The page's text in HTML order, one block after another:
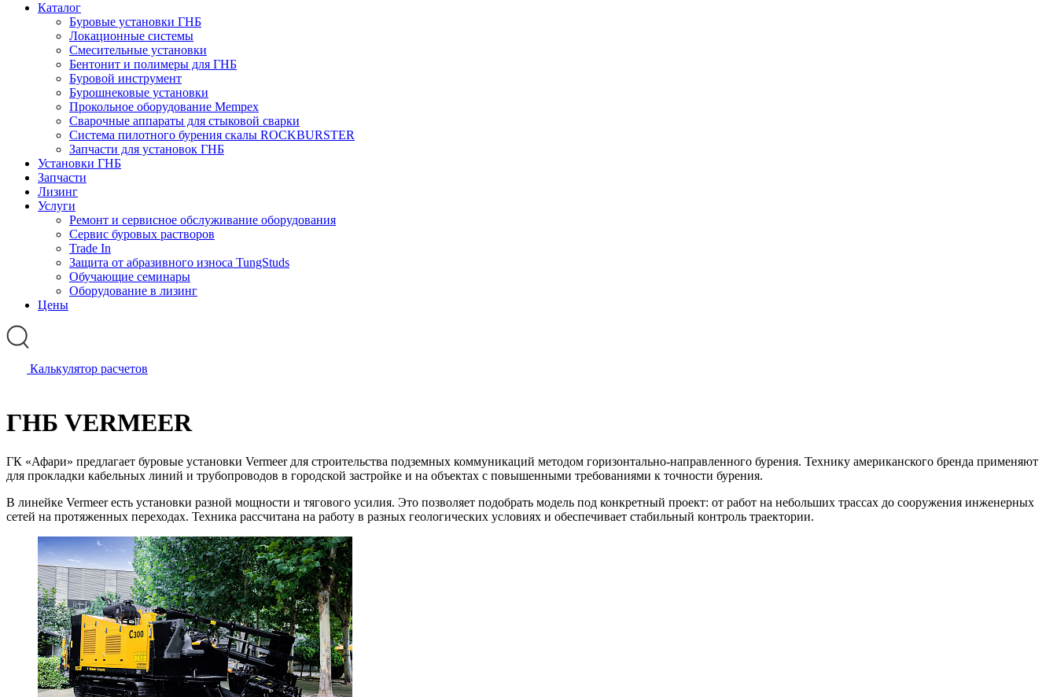
Каталог
Буровые установки ГНБ
Локационные системы
Смесительные установки
Бентонит и полимеры для ГНБ
Буровой инструмент
Бурошнековые установки
Прокольное оборудование Mempex
Сварочные аппараты для стыковой сварки
Система пилотного бурения скалы ROCKBURSTER
Запчасти для установок ГНБ
Установки ГНБ
Запчасти
Лизинг
Услуги
Ремонт и сервисное обслуживание оборудования
Сервис буровых растворов
Trade In
Защита от абразивного износа TungStuds
Обучающие семинары
Оборудование в лизинг
Цены
Калькулятор расчетов
ГНБ VERMEER
ГК «Афари» предлагает буровые установки Vermeer для строительства подземных коммуникаций методом горизонтально-направленного бурения. Технику американского бренда применяют
для прокладки кабельных линий и трубопроводов в городской застройке и на объектах с повышенными требованиями к точности бурения.
В линейке Vermeer есть установки разной мощности и тягового усилия. Это позволяет подобрать модель под конкретный проект: от работ на небольших трассах до сооружения инженерных
сетей на протяженных переходах. Техника рассчитана на работу в разных геологических условиях и обеспечивает стабильный контроль траектории.